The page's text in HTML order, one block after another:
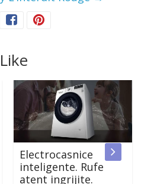
Rufe
ingrijite.